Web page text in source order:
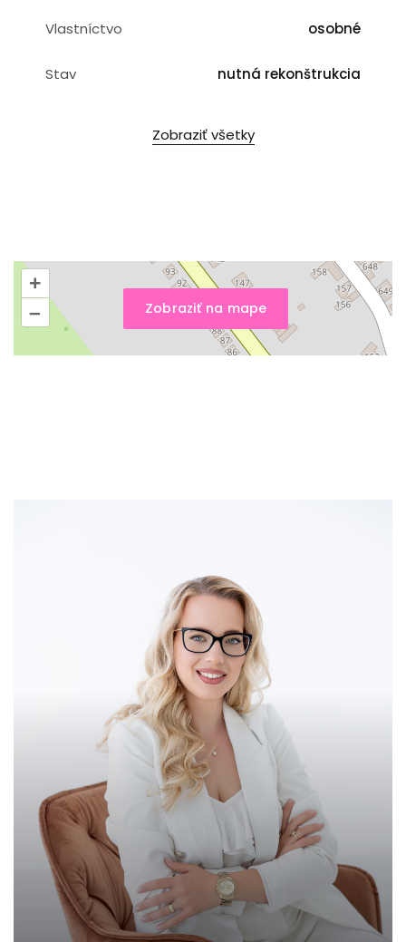
Vlastníctvo osobné
Stav nutná rekonštrukcia
Zobraziť všetky
Zobraziť na mape
+
–